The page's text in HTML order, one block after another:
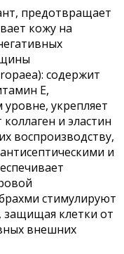
предотвращает
кожу на
содержит
Е,
укрепляет
и эластин
воспроизводству,
и
стимулируют
защищая клетки от
внешних